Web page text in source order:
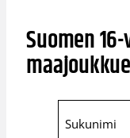
Suomen
maajoukkue
Sukunimi